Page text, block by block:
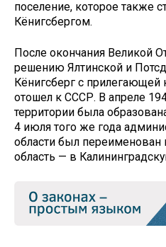
поселение, которое также
Кёнигсбергом.
После окончания Великой
решению Ялтинской и
Кёнигсберг с прилегающей
отошел к СССР. В апреле
территории была
4 июля того же года
области был переименован
область — в